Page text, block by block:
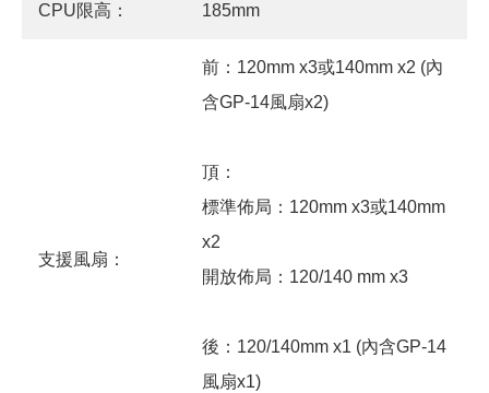
CPU限高： 185mm
支援風扇：
前：120mm x3或140mm x2 (內
含GP-14風扇x2)
頂：
標準佈局：120mm x3或140mm
x2
開放佈局：120/140 mm x3
後：120/140mm x1 (內含GP-14
風扇x1)